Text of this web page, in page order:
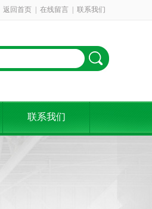
返回首页 在线留言 联系我们
联系我们